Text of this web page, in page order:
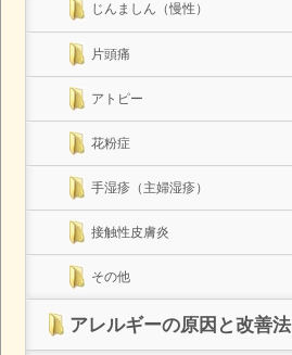
じんましん（慢性）
片頭痛
アトピー
花粉症
手湿疹（主婦湿疹）
接触性皮膚炎
その他
アレルギーの原因と改善法